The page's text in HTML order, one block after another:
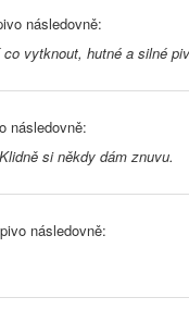
následovně:
vytknout, hutné a silné
následovně:
si někdy dám znuvu.
pivo následovně: